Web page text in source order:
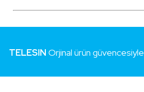
TELESIN Orjinal ürün güvencesiyle